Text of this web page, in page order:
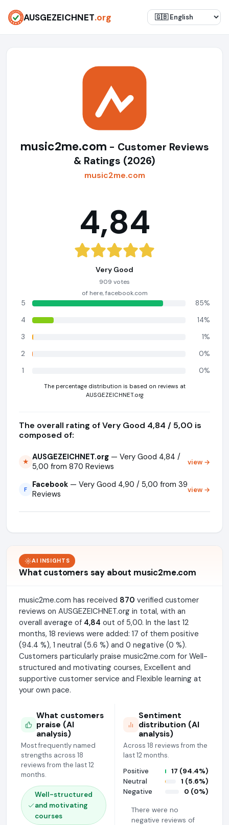
AUSGEZEICHNET.org
music2me.com - Customer Reviews
& Ratings (2026)
music2me.com
4,84
Very Good
909 votes
of here, facebook.com
5
85%
4
14%
3
1%
2
0%
1
0%
The percentage distribution is based on reviews at
AUSGEZEICHNET.org
The overall rating of Very Good 4,84 / 5,00 is
composed of:
★ AUSGEZEICHNET.org — Very Good 4,84 /
5,00 from 870 Reviews
view →
F Facebook — Very Good 4,90 / 5,00 from 39
Reviews
view →
AI INSIGHTS
What customers say about music2me.com
music2me.com has received 870 verified customer
reviews on AUSGEZEICHNET.org in total, with an
overall average of 4,84 out of 5,00. In the last 12
months, 18 reviews were added: 17 of them positive
(94.4 %), 1 neutral (5.6 %) and 0 negative (0 %).
Customers particularly praise music2me.com for Well-
structured and motivating courses, Excellent and
supportive customer service and Flexible learning at
your own pace.
What customers
praise (AI
analysis)
Most frequently named
strengths across 18
reviews from the last 12
months.
Well-structured
and motivating
courses
Sentiment
distribution (AI
analysis)
Across 18 reviews from the
last 12 months.
Positive
17 (94.4%)
Neutral
1 (5.6%)
Negative
0 (0%)
There were no
negative reviews of